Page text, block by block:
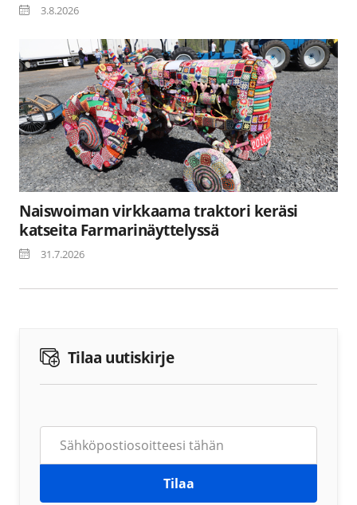
3.8.2026
Naiswoiman virkkaama traktori keräsi
katseita Farmarinäyttelyssä
31.7.2026
Tilaa uutiskirje
Tilaa